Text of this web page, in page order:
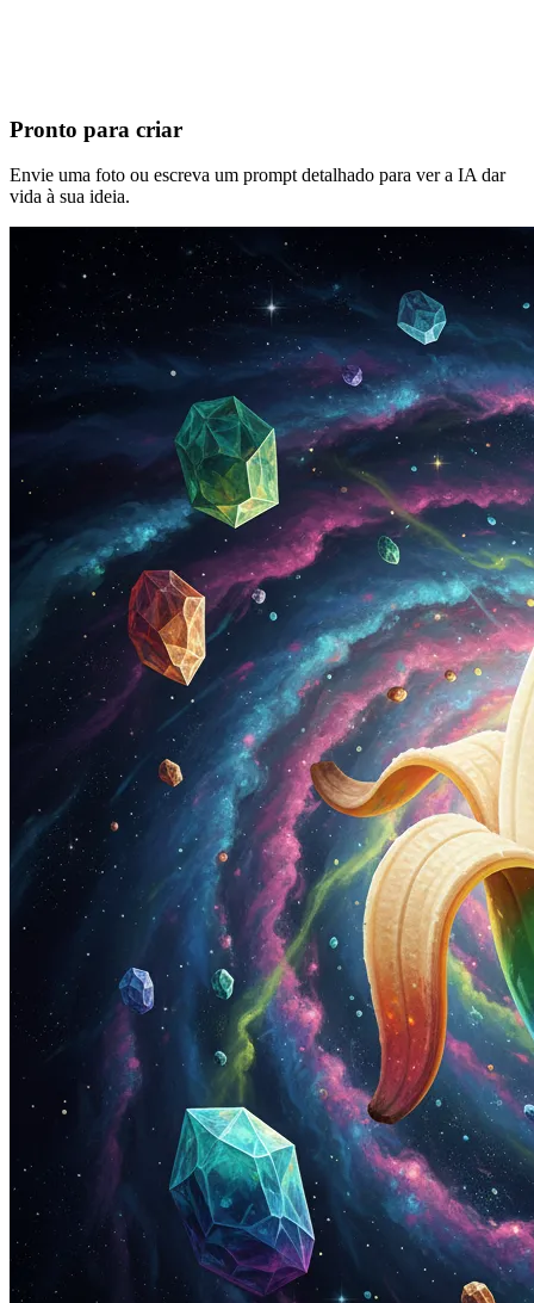
Pronto para criar
Envie uma foto ou escreva um prompt detalhado para ver a IA dar
vida à sua ideia.